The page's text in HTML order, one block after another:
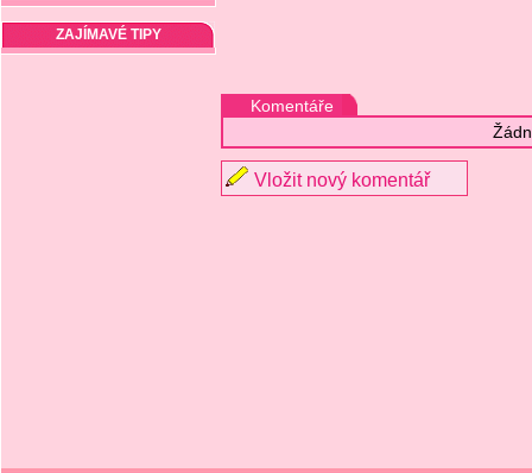
ZAJÍMAVÉ TIPY
Komentáře
Vložit nový komentář